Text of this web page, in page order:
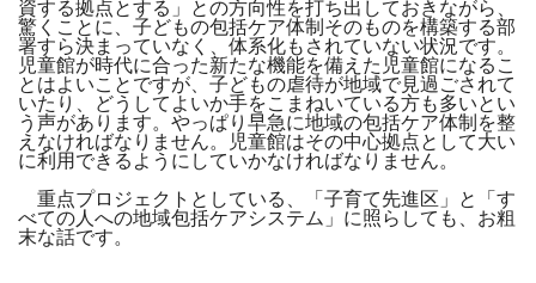
資する拠点とする」との方向性を打ち出しておきながら、
驚くことに、子どもの包括ケア体制そのものを構築する部
署すら決まっていなく、体系化もされていない状況です。
児童館が時代に合った新たな機能を備えた児童館になるこ
とはよいことですが、子どもの虐待が地域で見過ごされて
いたり、どうしてよいか手をこまねいている方も多いとい
う声があります。やっぱり早急に地域の包括ケア体制を整
えなければなりません。児童館はその中心拠点として大い
に利用できるようにしていかなければなりません。
重点プロジェクトとしている、「子育て先進区」と「す
べての人への地域包括ケアシステム」に照らしても、お粗
末な話です。